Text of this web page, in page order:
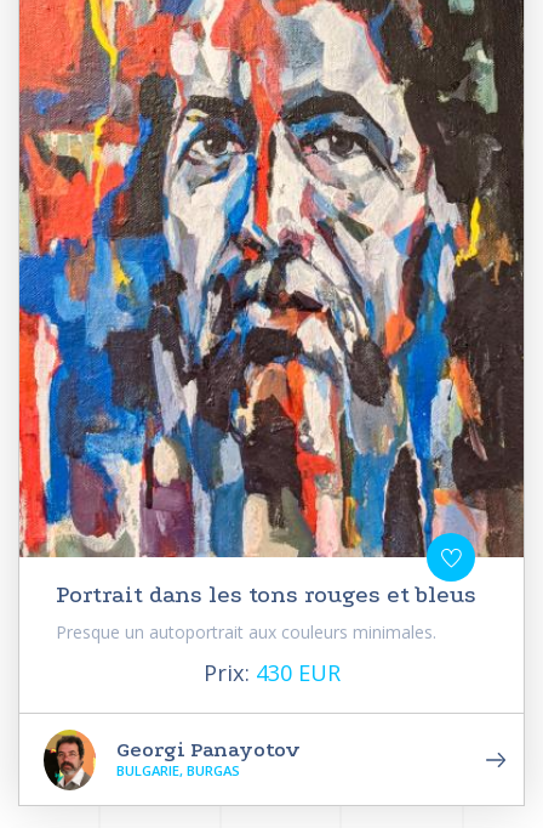
Portrait dans les tons rouges et bleus
Presque un autoportrait aux couleurs minimales.
Prix: 430 EUR
Georgi Panayotov
BULGARIE, BURGAS